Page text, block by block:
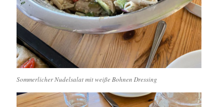
Sommerlicher Nudelsalat mit weiße Bohnen Dressing